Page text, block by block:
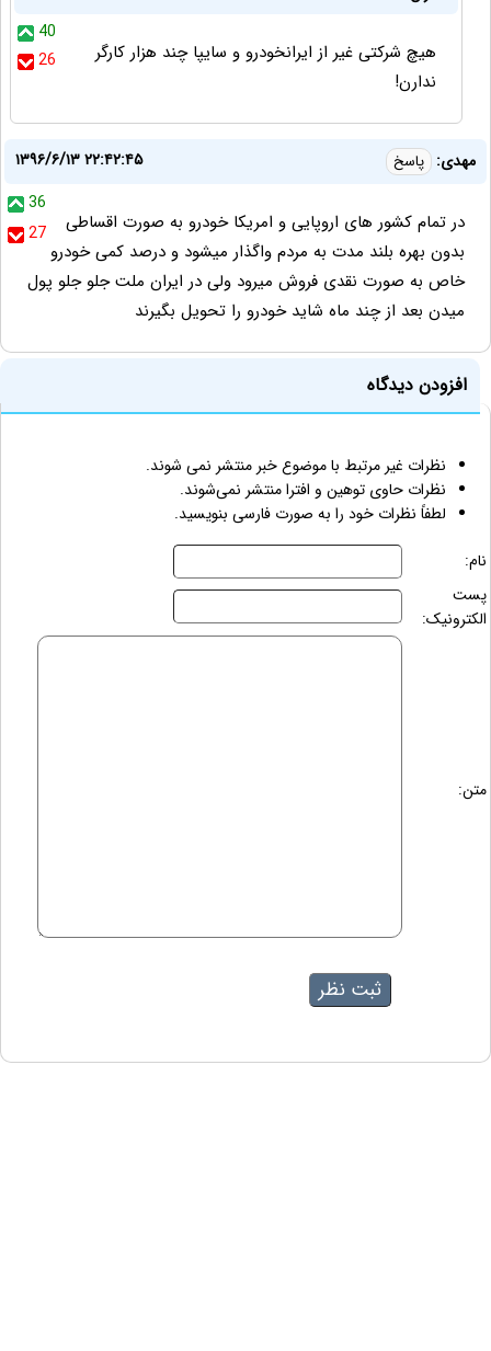
40
26
هیچ شرکتی غیر از ایرانخودرو و سایپا چند هزار کارگر
ندارن!
مهدی: پاسخ
۱۳۹۶/۶/۱۳ ۲۲:۴۲:۴۵
36
27
در تمام کشور های اروپایی و امریکا خودرو به صورت اقساطی
بدون بهره بلند مدت به مردم واگذار میشود و درصد کمی خودرو
خاص به صورت نقدی فروش میرود ولی در ایران ملت جلو جلو پول
میدن بعد از چند ماه شاید خودرو را تحویل بگیرند
افزودن دیدگاه
نظرات غیر مرتبط با موضوع خبر منتشر نمی شوند.
نظرات حاوی توهین و افترا منتشر نمی‌شوند.
لطفاً نظرات خود را به صورت فارسی بنویسید.
نام:
پست
الکترونیک:
متن: